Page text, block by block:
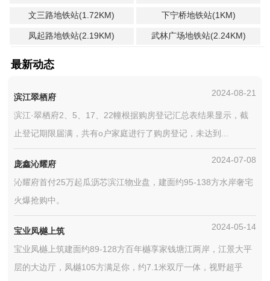
文三路地铁站(1.72KM) 下宁桥地铁站(1KM)
凤起路地铁站(2.19KM) 武林广场地铁站(2.24KM)
最新动态
滨江翠栖府 2024-08-21
滨江·翠栖府2、5、17、22幢根据购房登记汇总表结果显示，截
止登记期限届满，共有o户家庭进行了购房登记，未达到...
庞鑫沁耀府 2024-07-08
沁耀府首付25万起瓜沥芯滨江物业盘，建面约95-138方水岸奢宅
火爆抢购中。
宝业凤樾上筑 2024-05-14
宝业凤樾上筑建面约89-128方百年樾享家钱塘江两岸，江景大平
层的大边厅，凤樾105方满足你，约7.1米双厅一体，视野超乎